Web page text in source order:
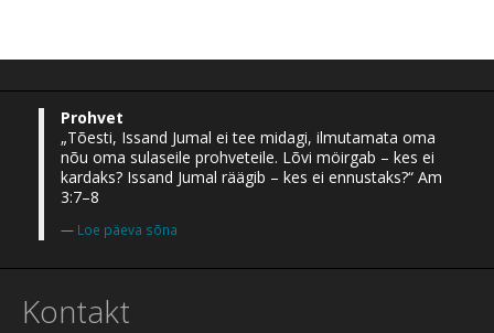
Prohvet
„Tõesti, Issand Jumal ei tee midagi, ilmutamata oma
nõu oma sulaseile prohveteile. Lõvi möirgab – kes ei
kardaks? Issand Jumal räägib – kes ei ennustaks?“ Am
3:7–8
Loe päeva sõna
Kontakt